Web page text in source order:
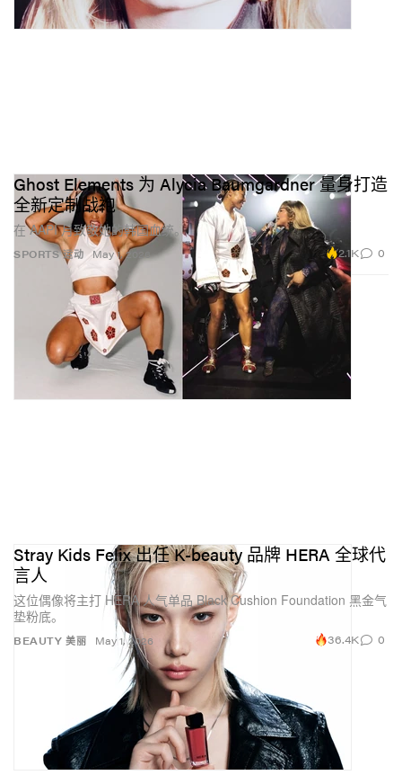
SPORTS 运动
Ghost Elements 为 Alycia Baumgardner 量身打造
全新定制战袍
在 AAPI 月致敬她的韩国血统。
May 1, 2026 2.1K 0
BEAUTY 美丽
Stray Kids Felix 出任 K-beauty 品牌 HERA 全球代
言人
这位偶像将主打 HERA 人气单品 Black Cushion Foundation 黑金气
垫粉底。
May 1, 2026 36.4K 0